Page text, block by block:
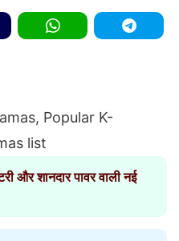
, Popular K-
list
और शानदार पावर वाली नई